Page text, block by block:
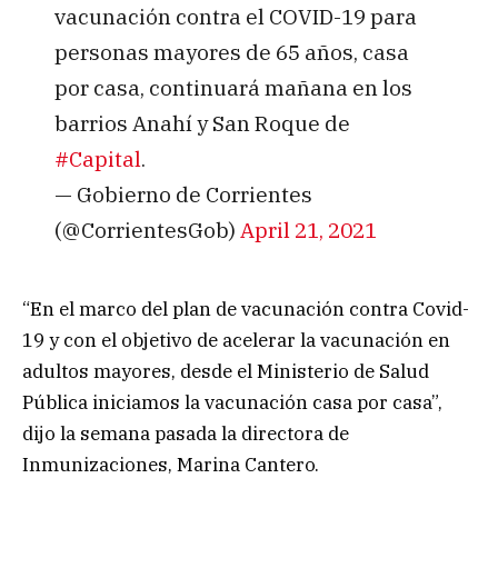
vacunación contra el COVID-19 para
personas mayores de 65 años, casa
por casa, continuará mañana en los
barrios Anahí y San Roque de
#Capital.
— Gobierno de Corrientes
(@CorrientesGob) April 21, 2021
“En el marco del plan de vacunación contra Covid-
19 y con el objetivo de acelerar la vacunación en
adultos mayores, desde el Ministerio de Salud
Pública iniciamos la vacunación casa por casa”,
dijo la semana pasada la directora de
Inmunizaciones, Marina Cantero.